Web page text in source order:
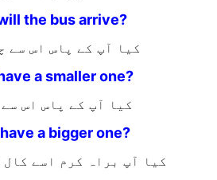
the bus arrive?
کیا آپ کے پاس اس سے
a smaller one?
کیا آپ کے پاس اس
a bigger one?
کیا آپ براہ کرم اسے